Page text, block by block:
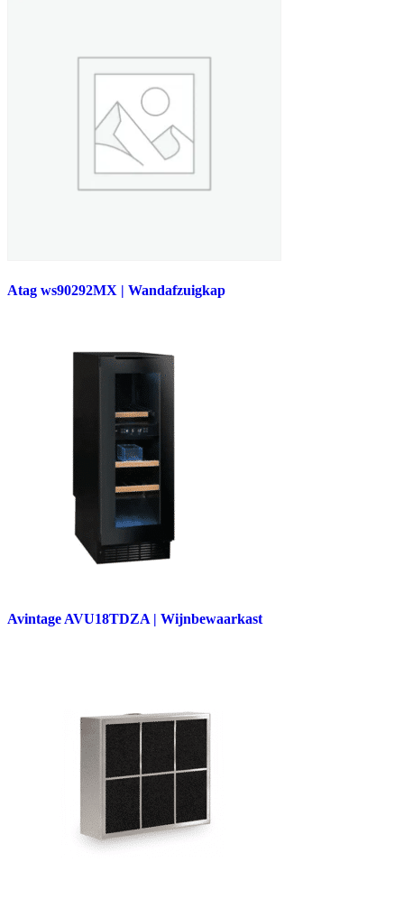
Atag ws90292MX | Wandafzuigkap
Avintage AVU18TDZA | Wijnbewaarkast